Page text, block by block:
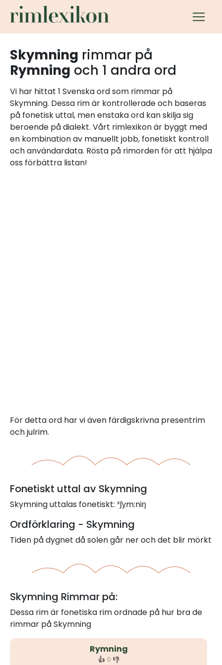
Skymning rimmar på
Rymning och 1 andra ord
Vi har hittat 1 Svenska ord som rimmar på
Skymning. Dessa rim är kontrollerade och baseras
på fonetisk uttal, men enstaka ord kan skilja sig
beroende på dialekt. Vårt rimlexikon är byggt med
en kombination av manuellt jobb, fonetiskt kontroll
och användardata. Rösta på rimorden för att hjälpa
oss förbättra listan!
För detta ord har vi även färdigskrivna presentrim
och julrim.
Fonetiskt uttal av Skymning
Skymning uttalas fonetiskt: ²ʃỵm:niŋ
Ordförklaring - Skymning
Tiden på dygnet då solen går ner och det blir mörkt
Skymning Rimmar på:
Dessa rim är fonetiska rim ordnade på hur bra de
rimmar på Skymning
Rymning
👍 0 👎